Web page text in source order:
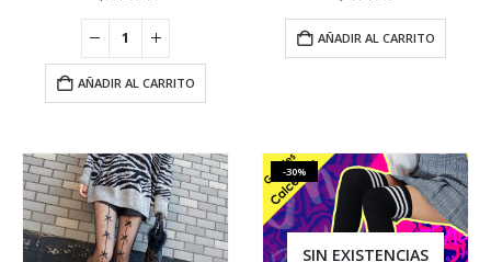
AÑADIR AL CARRITO
AÑADIR AL CARRITO
-30%
SIN EXISTENCIAS